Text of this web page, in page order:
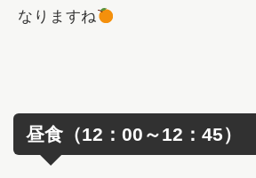
なりますね
昼食（12：00～12：45）